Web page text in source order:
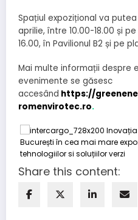
Spațiul expozițional va
aprilie, între 10.00-18.00 și
16.00, în Pavilionul B2 și pe
Mai multe informații despre
evenimente se găsesc
accesând https://
romenvirotec.ro.
Share this content: